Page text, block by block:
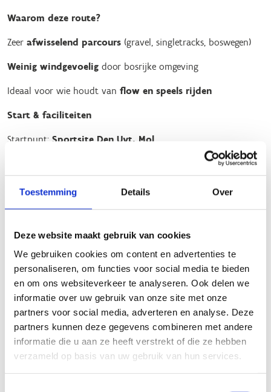
Toestemming Details Over
Deze website maakt gebruik van cookies
We gebruiken cookies om content en advertenties te
personaliseren, om functies voor social media te bieden
en om ons websiteverkeer te analyseren. Ook delen we
informatie over uw gebruik van onze site met onze
partners voor social media, adverteren en analyse. Deze
partners kunnen deze gegevens combineren met andere
informatie die u aan ze heeft verstrekt of die ze hebben
verzameld op basis van uw gebruik van hun services.
Waarom deze route?
Zeer afwisselend parcours (gravel, singletracks, boswegen)
Weinig windgevoelig door bosrijke omgeving
Ideaal voor wie houdt van flow en speels rijden
Start & faciliteiten
Startpunt: Sportsite Den Uyt, Mol
Douches en kleedkamers
Gravelroute Laakdal – gravelen door het groen
Laakdal vormt een onmisbare schakel in het netwerk en biedt
eengevarieerde en toegankelijke gravelervaring.
Wat mag je verwachten?
Kronkelende boswegen
Brede grindpaden
Rustige landelijke wegen
Typische Kempense landschappen